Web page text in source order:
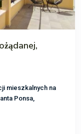
mieszkalnych na
Ponsa,